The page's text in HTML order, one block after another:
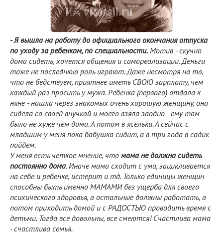
- Я вышла на работу до официального окончания отпуска
по уходу за ребенком, по специальности. Мотив - скучно
дома сидеть, хочется общения и самореализации. Деньги
тоже не последнюю роль играют. Даже несмотря на то,
что не бедствуем, приятнее иметь СВОЮ зарплату, чем
каждый раз просить у мужа. Ребенка (первого) отдала к
няне - нашла через знакомых очень хорошую женщину, она
сидела со своей внучкой и моего взяла заодно - ему там
было не хуже чем дома. А потом в ясельки. А сейчас с
младшим у меня пока бабушка сидит, а в три года в садик
пойдем.
У меня есть четкое мнение, что мама не должна сидеть
постоянно дома. Иначе мама сходит с ума, зацикливается
на себе и ребенке, истерит и тд. Только единицы женщин
способны быть именно МАМАМИ без ущерба для своего
психического здоровья, а остальные должны работать, а
потом приходить домой и с РАДОСТЬЮ проводить время с
детьми. Тогда все довольны, все смеются! Счастлива мама
- счастлива семья.